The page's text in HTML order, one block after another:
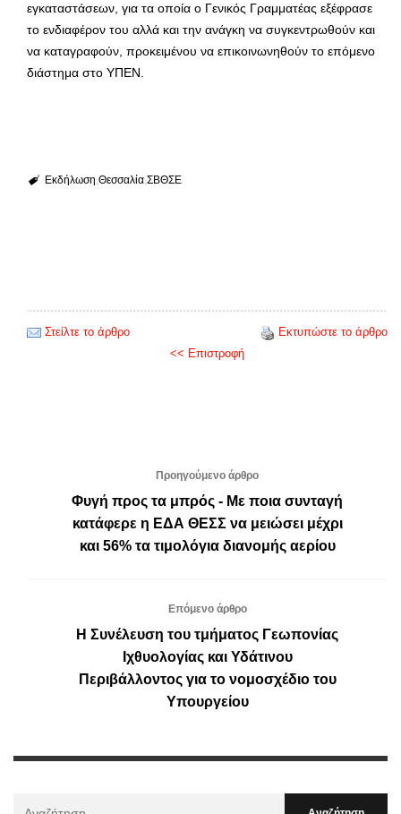
εγκαταστάσεων, για τα οποία ο Γενικός Γραμματέας εξέφρασε
το ενδιαφέρον του αλλά και την ανάγκη να συγκεντρωθούν και
να καταγραφούν, προκειμένου να επικοινωνηθούν το επόμενο
διάστημα στο ΥΠΕΝ.
Εκδήλωση Θεσσαλία ΣΒΘΣΕ
Στείλτε το άρθρο
Εκτυπώστε το άρθρο
<< Επιστροφή
Προηγούμενο άρθρο
Φυγή προς τα μπρός - Με ποια συνταγή
κατάφερε η ΕΔΑ ΘΕΣΣ να μειώσει μέχρι
και 56% τα τιμολόγια διανομής αερίου
Επόμενο άρθρο
Η Συνέλευση του τμήματος Γεωπονίας
Ιχθυολογίας και Υδάτινου
Περιβάλλοντος για το νομοσχέδιο του
Υπουργείου